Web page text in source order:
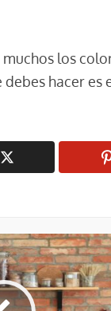
muchos los
hacer es